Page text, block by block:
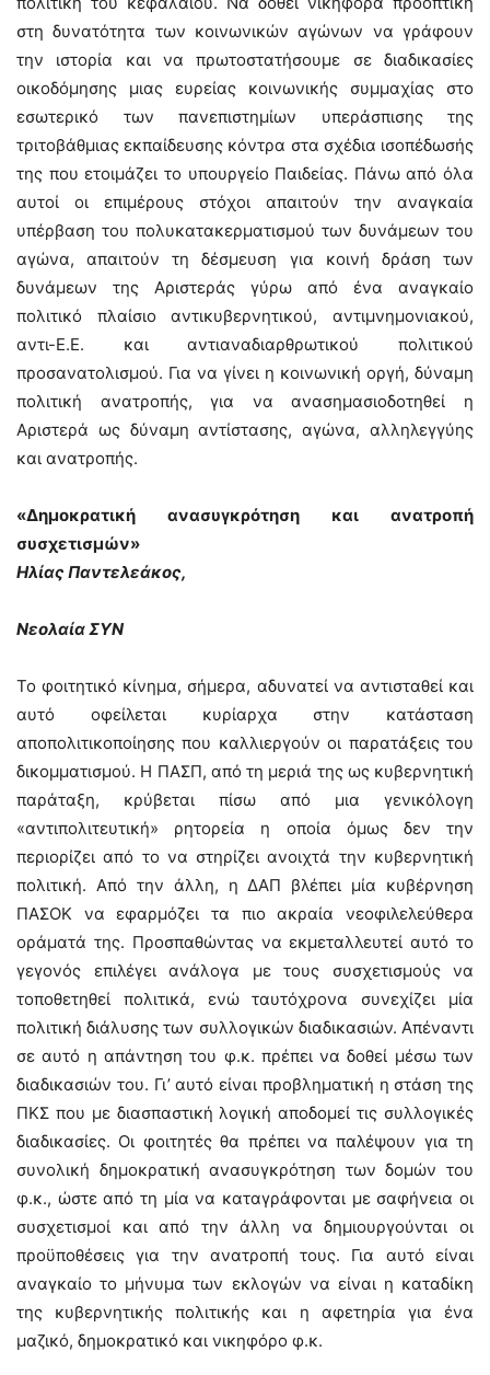
στη δυνατότητα των κοινωνικών αγώνων να γράφουν
την ιστορία και να πρωτοστατήσουμε σε διαδικασίες
οικοδόμησης μιας ευρείας κοινωνικής συμμαχίας στο
εσωτερικό των πανεπιστημίων υπεράσπισης της
τριτοβάθμιας εκπαίδευσης κόντρα στα σχέδια ισοπέδωσής
της που ετοιμάζει το υπουργείο Παιδείας. Πάνω από όλα
αυτοί οι επιμέρους στόχοι απαιτούν την αναγκαία
υπέρβαση του πολυκατακερματισμού των δυνάμεων του
αγώνα, απαιτούν τη δέσμευση για κοινή δράση των
δυνάμεων της Αριστεράς γύρω από ένα αναγκαίο
πολιτικό πλαίσιο αντικυβερνητικού, αντιμνημονιακού,
αντι-Ε.Ε. και αντιαναδιαρθρωτικού πολιτικού
προσανατολισμού. Για να γίνει η κοινωνική οργή, δύναμη
πολιτική ανατροπής, για να ανασημασιοδοτηθεί η
Αριστερά ως δύναμη αντίστασης, αγώνα, αλληλεγγύης
και ανατροπής.
«Δημοκρατική ανασυγκρότηση και ανατροπή
συσχετισμών»
Ηλίας Παντελεάκος,
Νεολαία ΣΥΝ
Το φοιτητικό κίνημα, σήμερα, αδυνατεί να αντισταθεί και
αυτό οφείλεται κυρίαρχα στην κατάσταση
αποπολιτικοποίησης που καλλιεργούν οι παρατάξεις του
δικομματισμού. Η ΠΑΣΠ, από τη μεριά της ως κυβερνητική
παράταξη, κρύβεται πίσω από μια γενικόλογη
«αντιπολιτευτική» ρητορεία η οποία όμως δεν την
περιορίζει από το να στηρίζει ανοιχτά την κυβερνητική
πολιτική. Από την άλλη, η ΔΑΠ βλέπει μία κυβέρνηση
ΠΑΣΟΚ να εφαρμόζει τα πιο ακραία νεοφιλελεύθερα
οράματά της. Προσπαθώντας να εκμεταλλευτεί αυτό το
γεγονός επιλέγει ανάλογα με τους συσχετισμούς να
τοποθετηθεί πολιτικά, ενώ ταυτόχρονα συνεχίζει μία
πολιτική διάλυσης των συλλογικών διαδικασιών. Απέναντι
σε αυτό η απάντηση του φ.κ. πρέπει να δοθεί μέσω των
διαδικασιών του. Γι’ αυτό είναι προβληματική η στάση της
ΠΚΣ που με διασπαστική λογική αποδομεί τις συλλογικές
διαδικασίες. Οι φοιτητές θα πρέπει να παλέψουν για τη
συνολική δημοκρατική ανασυγκρότηση των δομών του
φ.κ., ώστε από τη μία να καταγράφονται με σαφήνεια οι
συσχετισμοί και από την άλλη να δημιουργούνται οι
προϋποθέσεις για την ανατροπή τους. Για αυτό είναι
αναγκαίο το μήνυμα των εκλογών να είναι η καταδίκη
της κυβερνητικής πολιτικής και η αφετηρία για ένα
μαζικό, δημοκρατικό και νικηφόρο φ.κ.